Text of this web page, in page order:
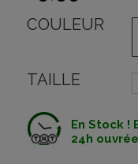
COULEUR
TAILLE
En Stock !
24h